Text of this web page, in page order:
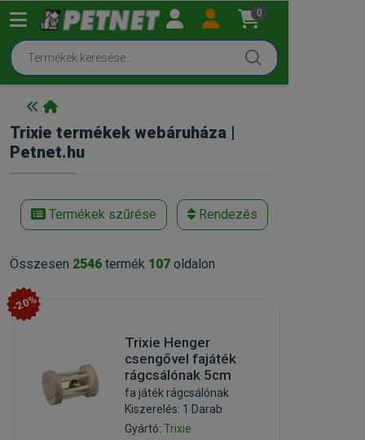
0
Trixie termékek webáruháza |
Petnet.hu
Termékek szűrése Rendezés
Összesen 2546 termék 107 oldalon
-20%
Trixie Henger
csengővel fajáték
rágcsálónak 5cm
fa játék rágcsálónak
Kiszerelés: 1 Darab
Gyártó:Trixie